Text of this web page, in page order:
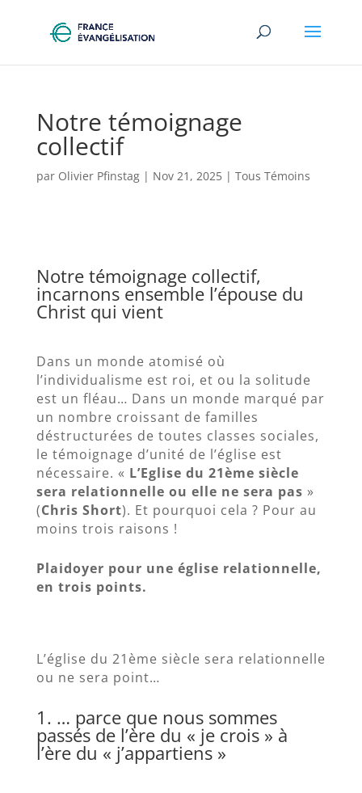
Notre témoignage
collectif
par Olivier Pfinstag| Nov 21, 2025| Tous Témoins
Notre témoignage collectif,
incarnons ensemble l’épouse du
Christ qui vient
Dans un monde atomisé où
l’individualisme est roi, et ou la solitude
est un fléau… Dans un monde marqué par
un nombre croissant de familles
déstructurées de toutes classes sociales,
le témoignage d’unité de l’église est
nécessaire. « L’Eglise du 21ème siècle
sera relationnelle ou elle ne sera pas »
(Chris Short). Et pourquoi cela ? Pour au
moins trois raisons !
Plaidoyer pour une église relationnelle,
en trois points.
L’église du 21ème siècle sera relationnelle
ou ne sera point…
1. … parce que nous sommes
passés de l’ère du « je crois » à
l’ère du « j’appartiens »